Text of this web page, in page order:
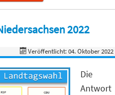
2022
Veröffentlicht: 04. Oktober 2022
Die
Antwort